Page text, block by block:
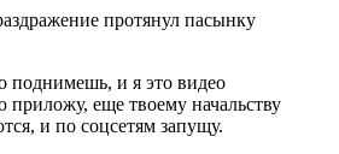
протянул пасынку
поднимешь, и я это видео
еще твоему начальству
и по соцсетям запущу.